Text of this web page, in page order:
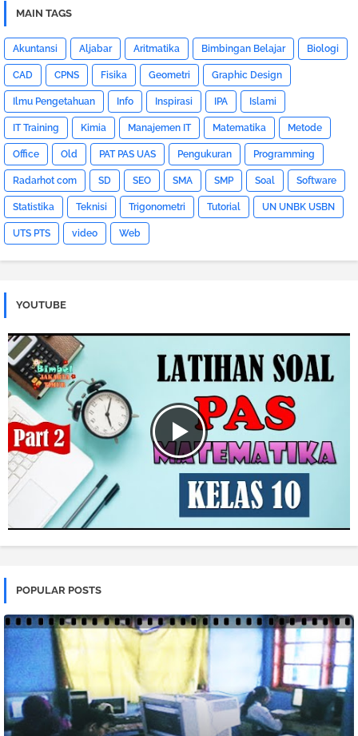
MAIN TAGS
Akuntansi Aljabar Aritmatika Bimbingan Belajar Biologi
CAD CPNS Fisika Geometri Graphic Design
Ilmu Pengetahuan Info Inspirasi IPA Islami
IT Training Kimia Manajemen IT Matematika Metode
Office Old PAT PAS UAS Pengukuran Programming
Radarhot com SD SEO SMA SMP Soal Software
Statistika Teknisi Trigonometri Tutorial UN UNBK USBN
UTS PTS video Web
YOUTUBE
POPULAR POSTS